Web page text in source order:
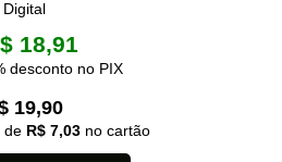
18,91
desconto no PIX
19,90
de R$7,03no cartão